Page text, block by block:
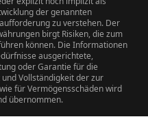
der genannten
zu verstehen. Der
birgt Risiken, die zum
können. Die Informationen
ausgerichtete,
oder Garantie für die
Vollständigkeit der zur
für Vermögensschäden wird
übernommen.